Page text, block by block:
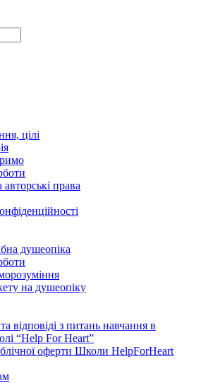
цілі
права
душеопіка
на душеопіку
відповіді з питань навчання в
“Help For Heart”
оферти Школи HelpForHeart